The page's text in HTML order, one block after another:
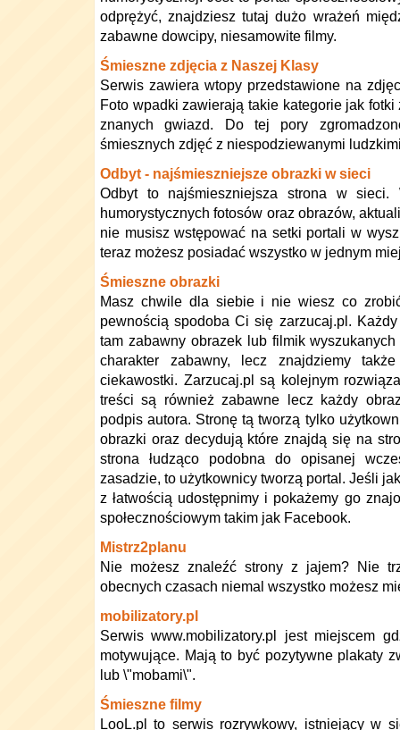
odprężyć, znajdziesz tutaj dużo wrażeń
zabawne dowcipy, niesamowite filmy.
Śmieszne zdjęcia z Naszej Klasy
Serwis zawiera wtopy przedstawione na
Foto wpadki zawierają takie kategorie jak
znanych gwiazd. Do tej pory
śmiesznych zdjęć z niespodziewanymi
Odbyt - najśmieszniejsze obrazki w sieci
Odbyt to najśmieszniejsza strona w
humorystycznych fotosów oraz obrazów,
nie musisz wstępować na setki portali w
teraz możesz posiadać wszystko w jednym
Śmieszne obrazki
Masz chwile dla siebie i nie wiesz co
pewnością spodoba Ci się zarzucaj.pl.
tam zabawny obrazek lub filmik
charakter zabawny, lecz znajdziemy
ciekawostki. Zarzucaj.pl są kolejnym
treści są również zabawne lecz każdy
podpis autora. Stronę tą tworzą tylko
obrazki oraz decydują które znajdą się na
strona łudząco podobna do opisanej
zasadzie, to użytkownicy tworzą portal. Jeśli
z łatwością udostępnimy i pokażemy go
społecznościowym takim jak Facebook.
Mistrz2planu
Nie możesz znaleźć strony z jajem? Nie
obecnych czasach niemal wszystko możesz
mobilizatory.pl
Serwis www.mobilizatory.pl jest miejscem
motywujące. Mają to być pozytywne plakaty
lub \"mobami\".
Śmieszne filmy
LooL.pl to serwis rozrywkowy, istniejący w